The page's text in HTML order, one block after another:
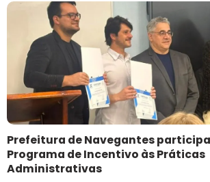
Prefeitura de Navegantes participa
Programa de Incentivo às Práticas
Administrativas